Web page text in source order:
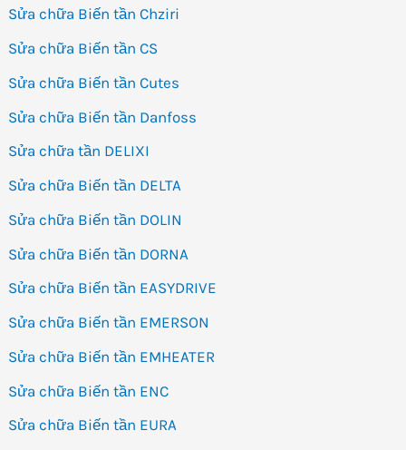
Sửa chữa Biến tần Chziri
Sửa chữa Biến tần CS
Sửa chữa Biến tần Cutes
Sửa chữa Biến tần Danfoss
Sửa chữa tần DELIXI
Sửa chữa Biến tần DELTA
Sửa chữa Biến tần DOLIN
Sửa chữa Biến tần DORNA
Sửa chữa Biến tần EASYDRIVE
Sửa chữa Biến tần EMERSON
Sửa chữa Biến tần EMHEATER
Sửa chữa Biến tần ENC
Sửa chữa Biến tần EURA